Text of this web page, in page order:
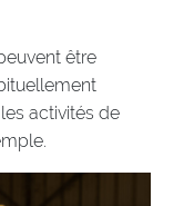
être
activités de